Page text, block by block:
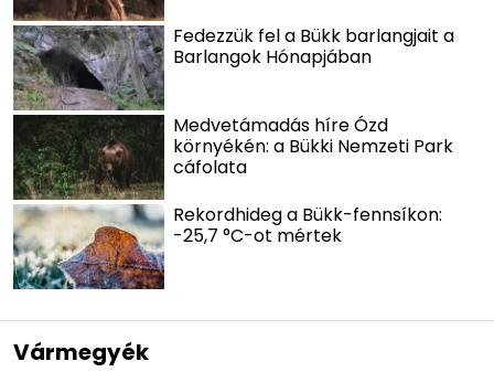
Fedezzük fel a Bükk barlangjait a
Barlangok Hónapjában
Medvetámadás híre Ózd
környékén: a Bükki Nemzeti Park
cáfolata
Rekordhideg a Bükk-fennsíkon:
-25,7 °C-ot mértek
Vármegyék